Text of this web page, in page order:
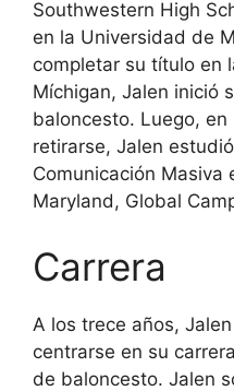
Southwestern High
en la Universidad de
completar su título en
Míchigan, Jalen inició
baloncesto. Luego,
retirarse, Jalen
Comunicación Masiva
Maryland, Global
Carrera
A los trece años,
centrarse en su
de baloncesto. Jalen